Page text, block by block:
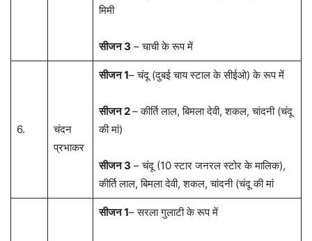
मिमी
सीजन 3 – चाची के रूप में
6.
चंदन
प्रभाकर
सीजन 1– चंदू (दुबई चाय स्टाल के सीईओ) के रूप में
सीजन 2– कीर्ति लाल, बिमला देवी, शकल, चांदनी (चंदू
की मां)
सीजन 3 – चंदू (10 स्टार जनरल स्टोर के मालिक),
कीर्ति लाल, बिमला देवी, शकल, चांदनी (चंदू की मां
सीजन 1– सरला गुलाटी के रूप में